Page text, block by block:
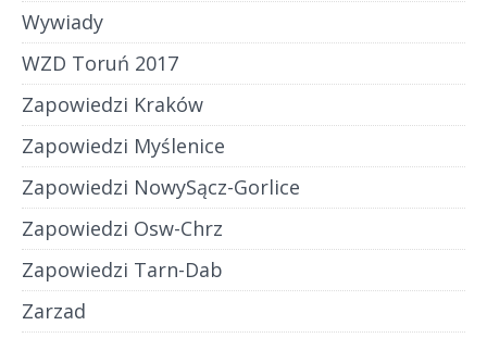
Wywiady
WZD Toruń 2017
Zapowiedzi Kraków
Zapowiedzi Myślenice
Zapowiedzi NowySącz-Gorlice
Zapowiedzi Osw-Chrz
Zapowiedzi Tarn-Dab
Zarzad